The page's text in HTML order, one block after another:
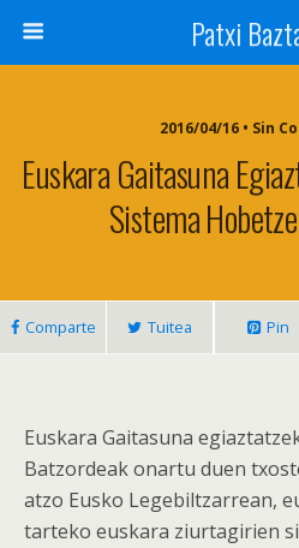
Patxi
2016/04/16 • Sin
Euskara Gaitasuna
Sistema
Comparte Tuitea Pin
Euskara Gaitasuna
Batzordeak onartu duen
atzo Eusko Legebiltzarrean,
tarteko euskara ziurtagirien